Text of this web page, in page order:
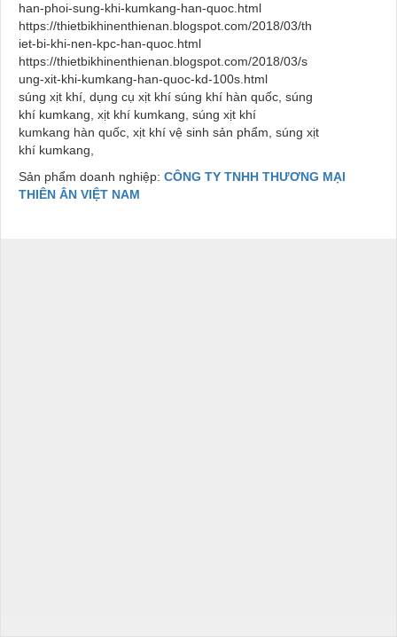
han-phoi-sung-khi-kumkang-han-quoc.html
https://thietbikhinenthienan.blogspot.com/2018/03/th
iet-bi-khi-nen-kpc-han-quoc.html
https://thietbikhinenthienan.blogspot.com/2018/03/s
ung-xit-khi-kumkang-han-quoc-kd-100s.html
súng xịt khí, dụng cụ xịt khí súng khí hàn quốc, súng
khí kumkang, xịt khí kumkang, súng xịt khí
kumkang hàn quốc, xịt khí vệ sinh sản phẩm, súng xịt
khí kumkang,
Sản phẩm doanh nghiệp: CÔNG TY TNHH THƯƠNG MẠI
THIÊN ÂN VIỆT NAM